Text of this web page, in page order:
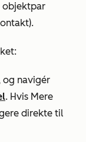
objektpar
og navigér
. Hvis Mere
direkte til